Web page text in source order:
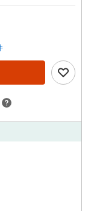
におすすめスポッ
（細則あり）！■
宅配ボックス完備
イドスパン設計！
！■アルコーブ付き
ンクルーム＆SIC
、ゲストルームな
ますので、小さなお
来場ください！
）火曜日・水曜日